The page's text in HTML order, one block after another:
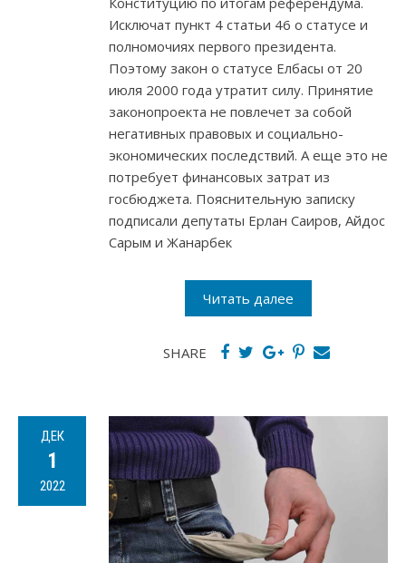
Исключат пункт 4 статьи 46 о статусе и
полномочиях первого президента.
Поэтому закон о статусе Елбасы от 20
июля 2000 года утратит силу. Принятие
законопроекта не повлечет за собой
негативных правовых и социально-
экономических последствий. А еще это не
потребует финансовых затрат из
госбюджета. Пояснительную записку
подписали депутаты Ерлан Саиров, Айдос
Сарым и Жанарбек
Читать далее
SHARE
ДЕК
1
2022